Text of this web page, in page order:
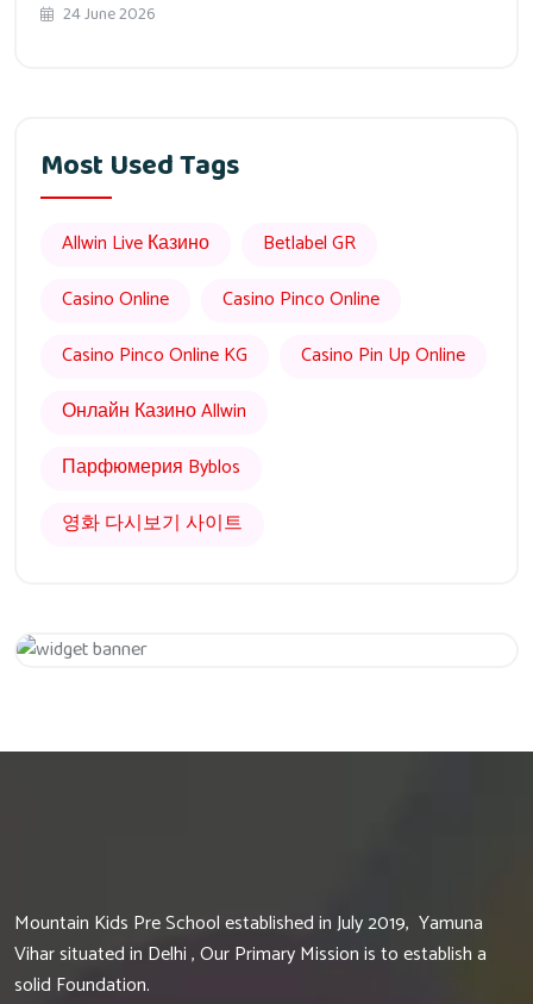
24 June 2026
Most Used Tags
Allwin Live Казино
Betlabel GR
Casino Online
Casino Pinco Online
Casino Pinco Online KG
Casino Pin Up Online
Онлайн Казино Allwin
Парфюмерия Byblos
영화 다시보기 사이트
Mountain Kids Pre School established in July 2019, Yamuna
Vihar situated in Delhi , Our Primary Mission is to establish a
solid Foundation.